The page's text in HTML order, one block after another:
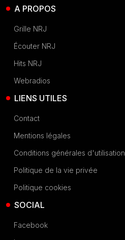
A PROPOS
Grille NRJ
Écouter NRJ
Hits NRJ
Webradios
LIENS UTILES
Contact
Mentions légales
Conditions générales d'utilisation
Politique de la vie privée
Politique cookies
SOCIAL
Facebook